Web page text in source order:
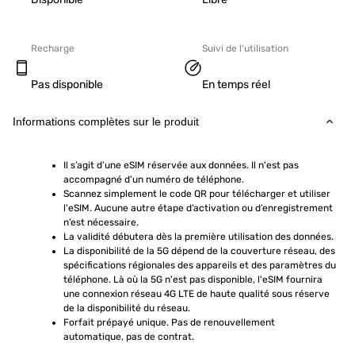
Recharge
Pas disponible
Suivi de l'utilisation
En temps réel
Informations complètes sur le produit
Il s’agit d’une eSIM réservée aux données. Il n'est pas
accompagné d'un numéro de téléphone.
Scannez simplement le code QR pour télécharger et utiliser
l'eSIM. Aucune autre étape d’activation ou d’enregistrement
n’est nécessaire.
La validité débutera dès la première utilisation des données.
La disponibilité de la 5G dépend de la couverture réseau, des
spécifications régionales des appareils et des paramètres du
téléphone. Là où la 5G n'est pas disponible, l'eSIM fournira
une connexion réseau 4G LTE de haute qualité sous réserve
de la disponibilité du réseau.
Forfait prépayé unique. Pas de renouvellement
automatique, pas de contrat.